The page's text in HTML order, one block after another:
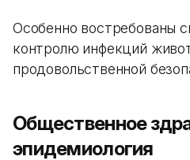
Особенно востребованы
контролю инфекций
продовольственной
Общественное
эпидемиология